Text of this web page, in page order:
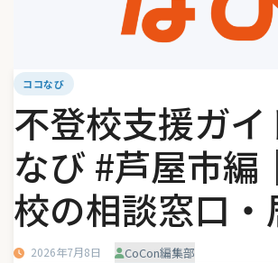
ココなび
不登校支援ガイ
なび #芦屋市編
校の相談窓口
2026年7月8日 CoCon編集部